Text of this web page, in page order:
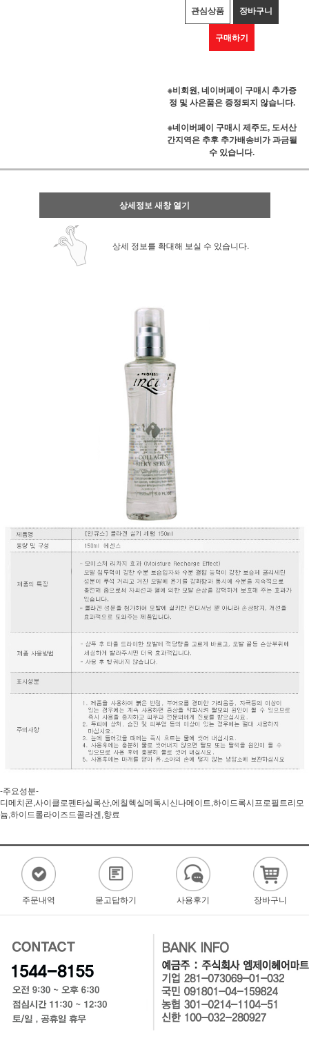
관심상품 장바구니
구매하기
※비회원, 네이버페이 구매시 추가증
정 및 사은품은 증정되지 않습니다.
※네이버페이 구매시 제주도, 도서산
간지역은 추후 추가배송비가 과금될
수 있습니다.
상세정보 새창 열기
상세 정보를 확대해 보실 수 있습니다.
-주요성분-
디메치콘,사이클로펜타실록산,에칠헥실메톡시신나메이트,하이드록시프로필트리모
늄,하이드롤라이즈드콜라겐,향료
주문내역 묻고답하기 사용후기 장바구니